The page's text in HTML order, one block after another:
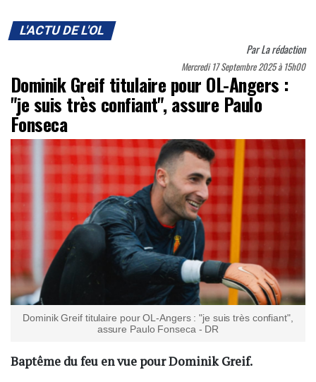
L'ACTU DE L'OL
ParLa rédaction
Mercredi 17 Septembre 2025 à 15h00
Dominik Greif titulaire pour OL-Angers :
"je suis très confiant", assure Paulo
Fonseca
Dominik Greif titulaire pour OL-Angers : "je suis très confiant",
assure Paulo Fonseca - DR
Baptême du feu en vue pour Dominik Greif.